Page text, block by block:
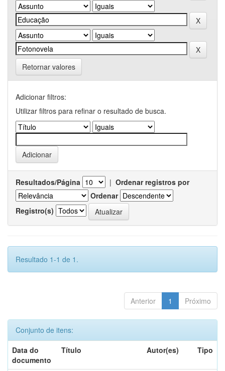
Retornar valores
Adicionar filtros:
Utilizar filtros para refinar o resultado de busca.
Resultados/Página | Ordenar registros por
Ordenar
Registro(s)
Resultado 1-1 de 1.
Anterior 1 Próximo
Conjunto de itens:
Data do
documento
Título Autor(es) Tipo